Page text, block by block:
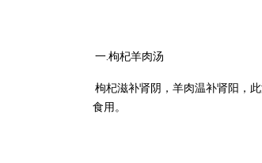
一枸杞羊肉汤
枸杞滋补肾阴，羊肉温补肾阳，
食用。